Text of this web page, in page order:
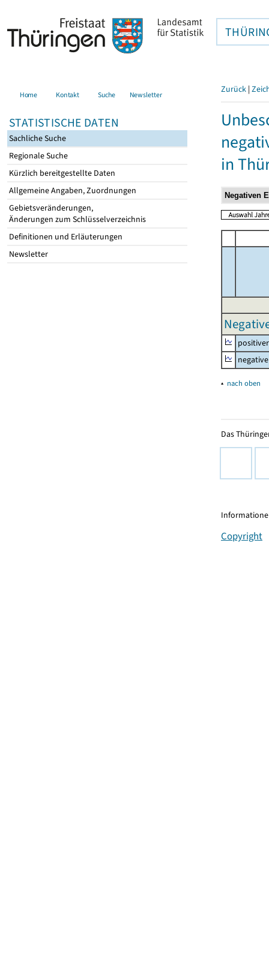
Home Kontakt Suche Newsletter
STATISTISCHE DATEN
Sachliche Suche
Regionale Suche
Kürzlich bereitgestellte Daten
Allgemeine Angaben, Zuordnungen
Gebietsveränderungen,
Änderungen zum Schlüsselverzeichnis
Definitionen und Erläuterungen
Newsletter
Zurück |
in
▴ nach oben
Das
Copyright